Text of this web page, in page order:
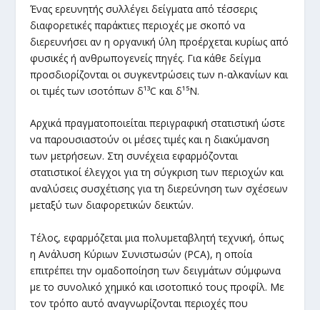
Ένας ερευνητής συλλέγει δείγματα από τέσσερις
διαφορετικές παράκτιες περιοχές με σκοπό να
διερευνήσει αν η οργανική ύλη προέρχεται κυρίως από
φυσικές ή ανθρωπογενείς πηγές. Για κάθε δείγμα
προσδιορίζονται οι συγκεντρώσεις των n-αλκανίων και
οι τιμές των ισοτόπων δ¹³C και δ¹⁵N.
Αρχικά πραγματοποιείται περιγραφική στατιστική ώστε
να παρουσιαστούν οι μέσες τιμές και η διακύμανση
των μετρήσεων. Στη συνέχεια εφαρμόζονται
στατιστικοί έλεγχοι για τη σύγκριση των περιοχών και
αναλύσεις συσχέτισης για τη διερεύνηση των σχέσεων
μεταξύ των διαφορετικών δεικτών.
Τέλος, εφαρμόζεται μια πολυμεταβλητή τεχνική, όπως
η Ανάλυση Κύριων Συνιστωσών (PCA), η οποία
επιτρέπει την ομαδοποίηση των δειγμάτων σύμφωνα
με το συνολικό χημικό και ισοτοπικό τους προφίλ. Με
τον τρόπο αυτό αναγνωρίζονται περιοχές που